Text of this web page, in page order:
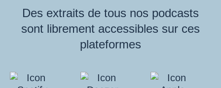
Des extraits de tous nos podcasts
sont librement accessibles sur ces
plateformes